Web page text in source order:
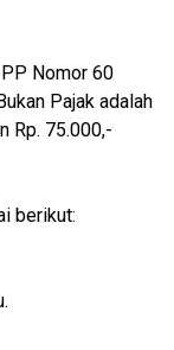
Nomor 60
Pajak adalah
Rp. 75.000,-
berikut: